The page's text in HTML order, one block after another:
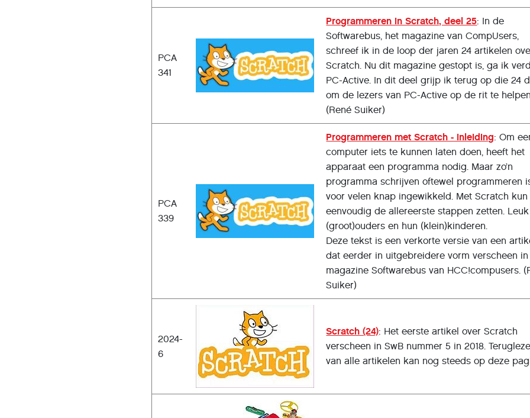
PCA
341
Programmeren in Scratch, deel 25: In de
Softwarebus, het magazine van CompUsers,
schreef ik in de loop der jaren 24 artikelen
Scratch. Nu dit magazine gestopt is, ga ik
PC-Active. In dit deel grijp ik terug op die 24
om de lezers van PC-Active op de rit te helpen.
(René Suiker)
PCA
339
Programmeren met Scratch - inleiding: Om
computer iets te kunnen laten doen, heeft het
apparaat een programma nodig. Maar zo’n
programma schrijven oftewel programmeren
voor velen knap ingewikkeld. Met Scratch kun
eenvoudig de allereerste stappen zetten.
(groot)ouders en hun (klein)kinderen.
Deze tekst is een verkorte versie van een
dat eerder in uitgebreidere vorm verscheen
magazine Softwarebus van HCC!compusers.
Suiker)
2024-
6
Scratch (24): Het eerste artikel over Scratch
verscheen in SwB nummer 5 in 2018.
van alle artikelen kan nog steeds op deze